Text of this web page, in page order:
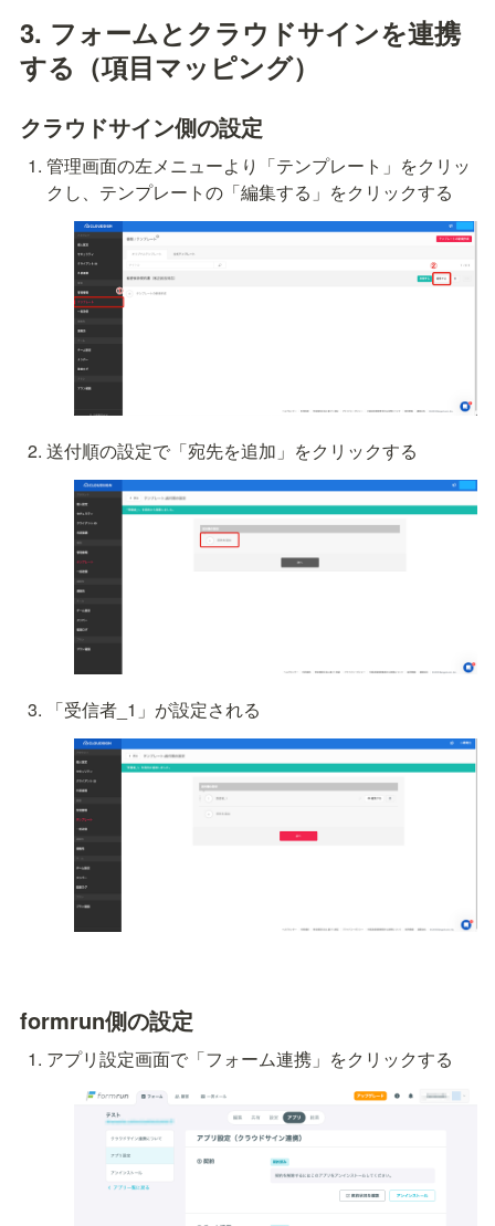
3. フォームとクラウドサインを連携
する（項目マッピング）
クラウドサイン側の設定
管理画面の左メニューより「テンプレート」をクリッ
クし、テンプレートの「編集する」をクリックする
送付順の設定で「宛先を追加」をクリックする
「受信者_1」が設定される
formrun側の設定
アプリ設定画面で「フォーム連携」をクリックする